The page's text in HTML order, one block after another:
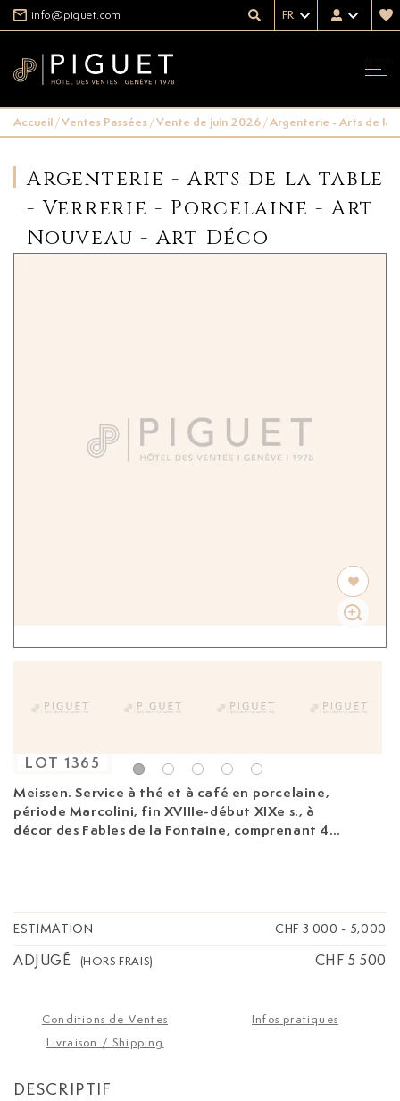
info@piguet.com FR
Accueil/Ventes Passées/Vente de juin 2026/Argenterie - Arts de la
Argenterie - Arts de la table
- Verrerie - Porcelaine - Art
Nouveau - Art Déco
Meissen. Service à thé et à café en porcelaine,
période Marcolini, fin XVIIIe-début XIXe s., à
décor des Fables de la Fontaine, comprenant 45
LOT 1365
ESTIMATION CHF 3 000 - 5,000
ADJUGÉ (HORS FRAIS) CHF 5 500
Conditions de Ventes
Infos pratiques
Livraison / Shipping
DESCRIPTIF